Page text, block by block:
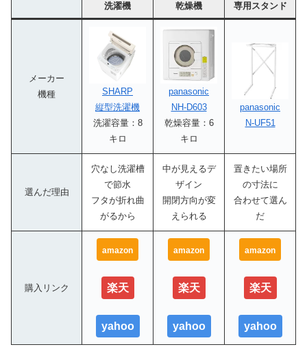
洗濯機
乾燥機 専用スタンド
メーカー
機種
SHARP
縦型洗濯機
洗濯容量：8
キロ
panasonic
NH-D603
乾燥容量：6
キロ
panasonic
N-UF51
選んだ理由
穴なし洗濯槽
で節水
フタが折れ曲
がるから
中が見えるデ
ザイン
開閉方向が変
えられる
置きたい場所
の寸法に
合わせて選ん
だ
購入リンク
amazon
楽天
yahoo
amazon
楽天
yahoo
amazon
楽天
yahoo